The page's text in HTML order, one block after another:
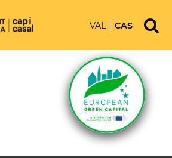
VAL CAS